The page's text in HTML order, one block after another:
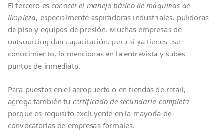
El tercero esconocer el manejo básico de máquinas de
limpieza, especialmente aspiradoras industriales, pulidoras
de piso y equipos de presión. Muchas empresas de
outsourcing dan capacitación, pero si ya tienes ese
conocimiento, lo mencionas en la entrevista y subes
puntos de inmediato.
Para puestos en el aeropuerto o en tiendas de retail,
agrega también tu certificado de secundaria completa
porque es requisito excluyente en la mayoría de
convocatorias de empresas formales.